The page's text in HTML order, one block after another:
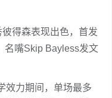
得森表现出色，首发
名嘴Skip Bayless发文
效力期间，单场最多